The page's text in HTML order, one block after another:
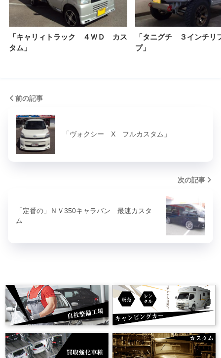
「キャリィトラック ４ＷＤ カス
タム」
「タニグチ ３インチリ
プ」
前の記事
「ヴォクシー X フルカスタム」
次の記事
「定番の」ＮＶ350キャラバン 最速カスタ
ム